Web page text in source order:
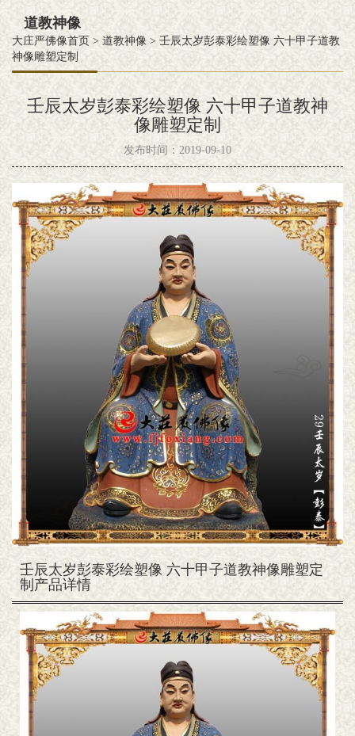
道教神像
大庄严佛像首页 > 道教神像 > 壬辰太岁彭泰彩绘塑像 六十甲子道教
神像雕塑定制
壬辰太岁彭泰彩绘塑像 六十甲子道教神
像雕塑定制
发布时间：2019-09-10
壬辰太岁彭泰彩绘塑像 六十甲子道教神像雕塑定
制产品详情